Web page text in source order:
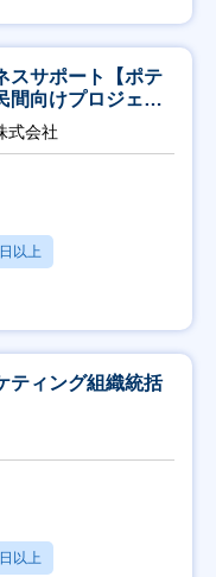
スサポート【ポテ
間向けプロジェク
式会社
以上
ティング組織統括
以上